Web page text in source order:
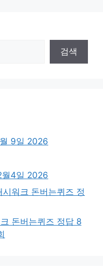
검색
9일 2026
월4일 2026
워크 돈버는퀴즈 정
돈버는퀴즈 정답 8